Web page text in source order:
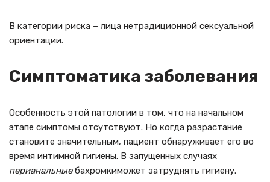
В категории риска – лица нетрадиционной сексуальной
ориентации.
Симптоматика заболевания
Особенность этой патологии в том, что на начальном
этапе симптомы отсутствуют. Но когда разрастание
становите значительным, пациент обнаруживает его во
время интимной гигиены. В запущенных случаях
перианальныебахромкиможет затруднять гигиену.